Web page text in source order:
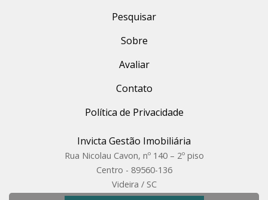
Pesquisar
Sobre
Avaliar
Contato
Política de Privacidade
Invicta Gestão Imobiliária
Rua Nicolau Cavon, nº 140 – 2º piso
Centro - 89560-136
Videira / SC